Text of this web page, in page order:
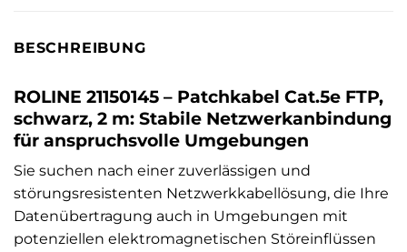
BESCHREIBUNG
ROLINE 21150145 – Patchkabel Cat.5e FTP,
schwarz, 2 m: Stabile Netzwerkanbindung
für anspruchsvolle Umgebungen
Sie suchen nach einer zuverlässigen und
störungsresistenten Netzwerkkabellösung, die Ihre
Datenübertragung auch in Umgebungen mit
potenziellen elektromagnetischen Störeinflüssen